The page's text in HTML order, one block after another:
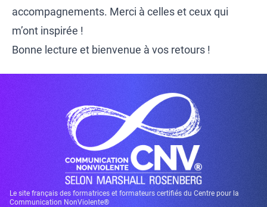
accompagnements. Merci à celles et ceux qui
m’ont inspirée !
Bonne lecture et bienvenue à vos retours !
Le site français des formatrices et formateurs certifiés du Centre pour la
Communication NonViolente®